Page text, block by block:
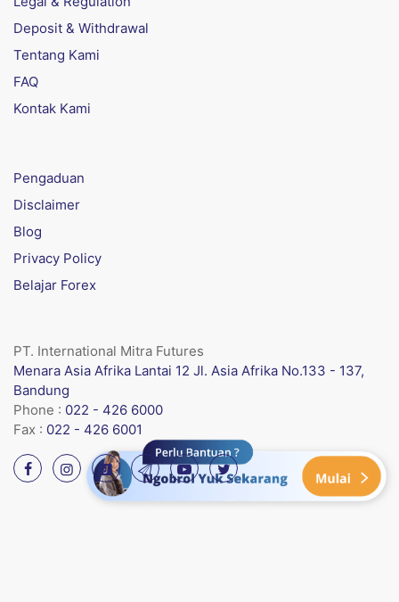
Deposit & Withdrawal
Tentang Kami
FAQ
Kontak Kami
Pengaduan
Disclaimer
Blog
Privacy Policy
Belajar Forex
PT. International Mitra Futures
Menara Asia Afrika Lantai 12 Jl. Asia Afrika No.133 - 137,
Bandung
Phone : 022 - 426 6000
Fax : 022 - 426 6001